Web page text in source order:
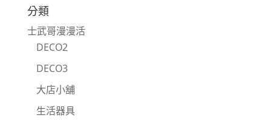
分類
士武哥漫漫活
DECO2
DECO3
大店小舖
生活器具